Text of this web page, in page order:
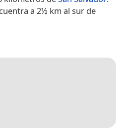
a 2½ km al sur de